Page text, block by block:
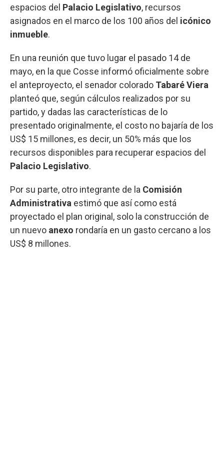
espacios del Palacio Legislativo, recursos
asignados en el marco de los 100 años del icónico
inmueble.
En una reunión que tuvo lugar el pasado 14 de
mayo, en la que Cosse informó oficialmente sobre
el anteproyecto, el senador colorado Tabaré Viera
planteó que, según cálculos realizados por su
partido, y dadas las características de lo
presentado originalmente, el costo no bajaría de los
US$ 15 millones, es decir, un 50% más que los
recursos disponibles para recuperar espacios del
Palacio Legislativo.
Por su parte, otro integrante de la Comisión
Administrativa estimó que así como está
proyectado el plan original, solo la construcción de
un nuevo anexo rondaría en un gasto cercano a los
US$ 8 millones.